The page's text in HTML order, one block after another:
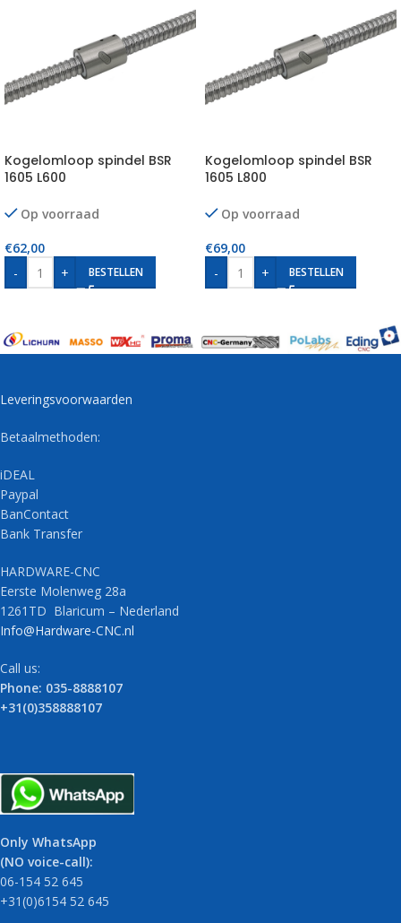
Kogelomloop spindel BSR
1605 L600
Op voorraad
€62,00
-
+ BESTELLEN
Kogelomloop spindel BSR
1605 L800
Op voorraad
€69,00
-
+ BESTELLEN
Leveringsvoorwaarden
Betaalmethoden:
iDEAL
Paypal
BanContact
Bank Transfer
HARDWARE-CNC
Eerste Molenweg 28a
1261TD Blaricum – Nederland
Info@Hardware-CNC.nl
Call us:
Phone: 035-8888107
+31(0)358888107
Only WhatsApp
(NO voice-call):
06-154 52 645
+31(0)6154 52 645